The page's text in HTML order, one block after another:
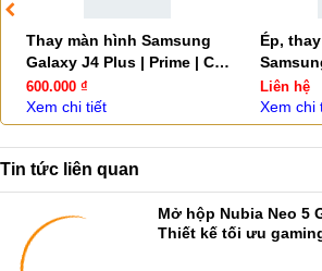
Thay màn hình Samsung
Galaxy J4 Plus | Prime | Core
| Pro
600.000 ₫
Xem chi tiết
Ép,
Prime |
Liên hệ
Xem chi
Tin tức liên quan
Mở hộp Nubia Neo 5
Thiết kế tối ưu